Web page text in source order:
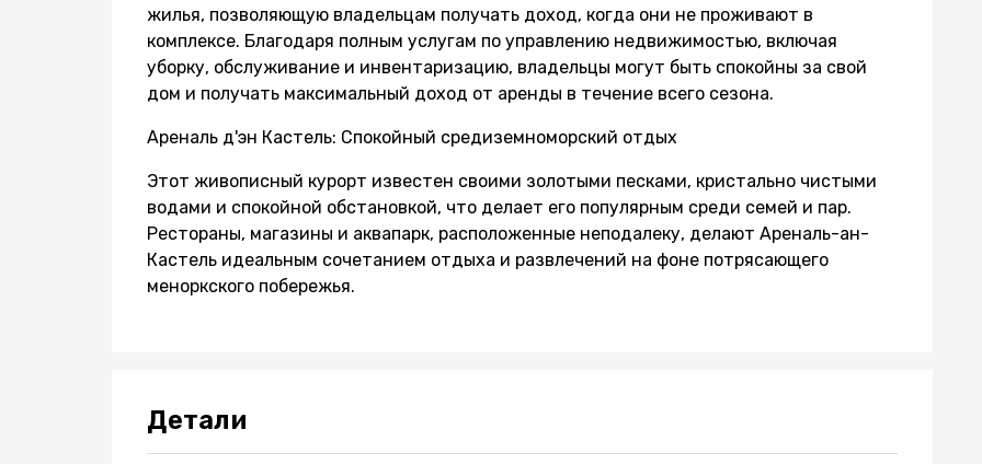
жилья, позволяющую владельцам получать доход, когда они не проживают в
комплексе. Благодаря полным услугам по управлению недвижимостью, включая
уборку, обслуживание и инвентаризацию, владельцы могут быть спокойны за свой
дом и получать максимальный доход от аренды в течение всего сезона.
Ареналь д'эн Кастель: Спокойный средиземноморский отдых
Этот живописный курорт известен своими золотыми песками, кристально чистыми
водами и спокойной обстановкой, что делает его популярным среди семей и пар.
Рестораны, магазины и аквапарк, расположенные неподалеку, делают Ареналь-ан-
Кастель идеальным сочетанием отдыха и развлечений на фоне потрясающего
меноркского побережья.
Детали